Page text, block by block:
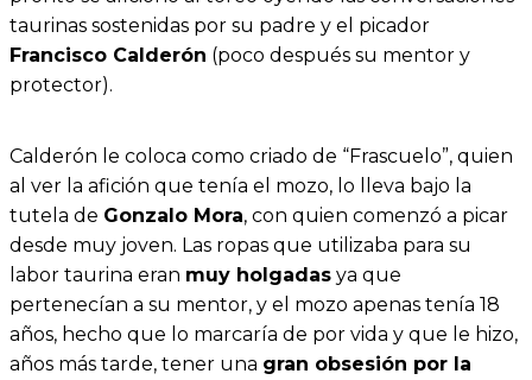
taurinas sostenidas por su padre y el picador
Francisco Calderón (poco después su mentor y
protector).
Calderón le coloca como criado de “Frascuelo”, quien
al ver la afición que tenía el mozo, lo lleva bajo la
tutela de Gonzalo Mora, con quien comenzó a picar
desde muy joven. Las ropas que utilizaba para su
labor taurina eran muy holgadas ya que
pertenecían a su mentor, y el mozo apenas tenía 18
años, hecho que lo marcaría de por vida y que le hizo,
años más tarde, tener una gran obsesión por la